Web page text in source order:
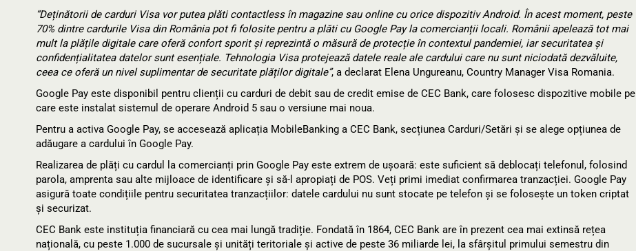
“Deținătorii de carduri Visa vor putea plăti contactless în magazine sau online cu orice dispozitiv Android. În acest moment, peste
70% dintre cardurile Visa din România pot fi folosite pentru a plăti cu Google Pay la comercianții locali. Românii apelează tot mai
mult la plățile digitale care oferă confort sporit și reprezintă o măsură de protecție în contextul pandemiei, iar securitatea și
confidențialitatea datelor sunt esențiale. Tehnologia Visa protejează datele reale ale cardului care nu sunt niciodată dezvăluite,
ceea ce oferă un nivel suplimentar de securitate plăților digitale”, a declarat Elena Ungureanu, Country Manager Visa Romania.
Google Pay este disponibil pentru clienții cu carduri de debit sau de credit emise de CEC Bank, care folosesc dispozitive mobile pe
care este instalat sistemul de operare Android 5 sau o versiune mai noua.
Pentru a activa Google Pay, se accesează aplicația MobileBanking a CEC Bank, secțiunea Carduri/Setări și se alege opțiunea de
adăugare a cardului în Google Pay.
Realizarea de plăți cu cardul la comercianți prin Google Pay este extrem de ușoară: este suficient să deblocați telefonul, folosind
parola, amprenta sau alte mijloace de identificare și să-l apropiați de POS. Veți primi imediat confirmarea tranzacției. Google Pay
asigură toate condițiile pentru securitatea tranzacțiilor: datele cardului nu sunt stocate pe telefon și se folosește un token criptat
și securizat.
CEC Bank este instituția financiară cu cea mai lungă tradiție. Fondată în 1864, CEC Bank are în prezent cea mai extinsă rețea
națională, cu peste 1.000 de sucursale și unități teritoriale și active de peste 36 miliarde lei, la sfârșitul primului semestru din